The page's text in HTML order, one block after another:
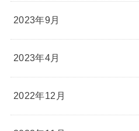
2023年9月
2023年4月
2022年12月